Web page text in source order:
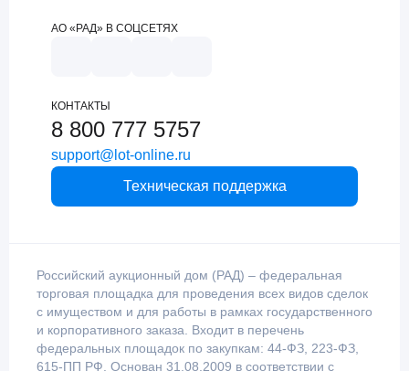
АО «РАД» В СОЦСЕТЯХ
КОНТАКТЫ
8 800 777 5757
support@lot-online.ru
Техническая поддержка
Российский аукционный дом (РАД) – федеральная
торговая площадка для проведения всех видов сделок
с имуществом и для работы в рамках государственного
и корпоративного заказа. Входит в перечень
федеральных площадок по закупкам: 44-ФЗ, 223-ФЗ,
615-ПП РФ. Основан 31.08.2009 в соответствии с